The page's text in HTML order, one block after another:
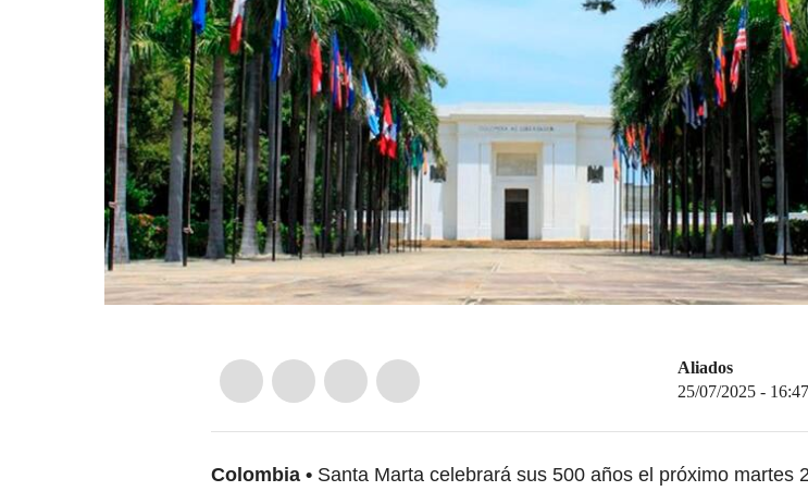
Aliados
25/07/2025 - 16:47
Colombia
Santa Marta celebrará sus 500 años el próximo martes